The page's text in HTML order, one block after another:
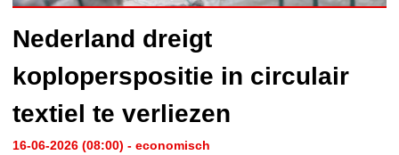
Nederland dreigt
koploperspositie in circulair
textiel te verliezen
16-06-2026 (08:00) - economisch